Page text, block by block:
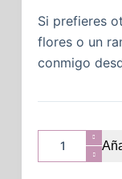
Si prefieres
flores o un
conmigo